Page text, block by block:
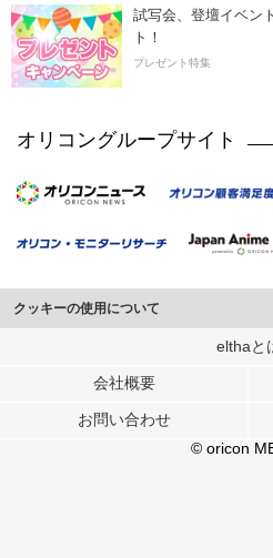
試写会、登壇イベン
ト！
プレゼント特集
オリコングループサイト
クッキーの使用について
このサイトでは Cookie を使用して、ユー
行っています。
メディアや広告配信、データ解析の各パー
各パートナーは、この情報とユーザーが各
ユーザーが各パートナーのサービスを使用
elthaと
会社概要
お問い合わせ
© oricon